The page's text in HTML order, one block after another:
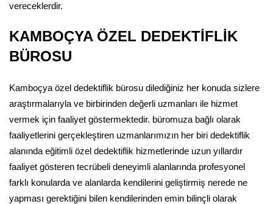
vereceklerdir.
KAMBOÇYA ÖZEL DEDEKTİFLİK
BÜROSU
Kamboçya özel dedektiflik bürosu dilediğiniz her konuda sizlere
araştırmalarıyla ve birbirinden değerli uzmanları ile hizmet
vermek için faaliyet göstermektedir. büromuza bağlı olarak
faaliyetlerini gerçekleştiren uzmanlarımızın her biri dedektiflik
alanında eğitimli özel dedektiflik hizmetlerinde uzun yıllardır
faaliyet gösteren tecrübeli deneyimli alanlarında profesyonel
farklı konularda ve alanlarda kendilerini geliştirmiş nerede ne
yapması gerektiğini bilen kendilerinden emin bilinçli olarak